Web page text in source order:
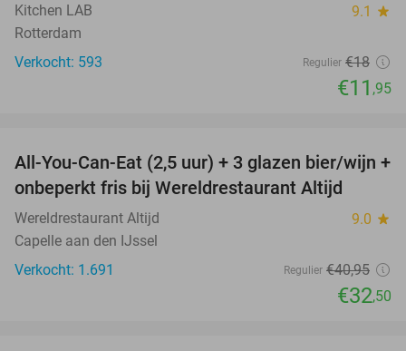
Kitchen LAB 9.1 star
Rotterdam
Verkocht: 593
Regulier €18
€11 ,95
21%
All-You-Can-Eat (2,5 uur) + 3 glazen bier/wijn +
onbeperkt fris bij Wereldrestaurant Altijd
Wereldrestaurant Altijd 9.0 star
Capelle aan den IJssel
Verkocht: 1.691
Regulier €40,95
€32,50